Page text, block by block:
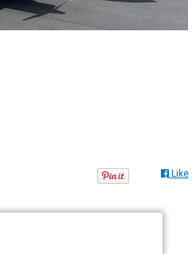
Like